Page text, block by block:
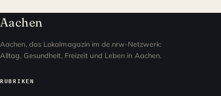
Aachen
Aachen, das Lokalmagazin im de.nrw-Netzwerk:
Alltag, Gesundheit, Freizeit und Leben in Aachen.
RUBRIKEN